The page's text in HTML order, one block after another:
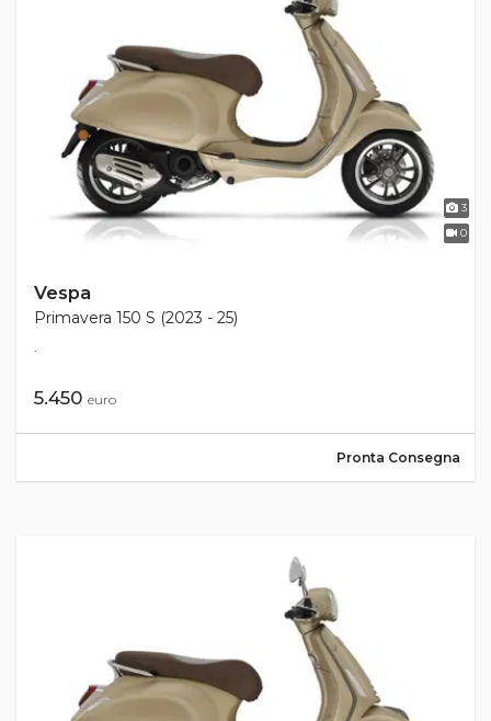
3
0
Vespa
Primavera 150 S (2023 - 25)
.
5.450 euro
Pronta Consegna